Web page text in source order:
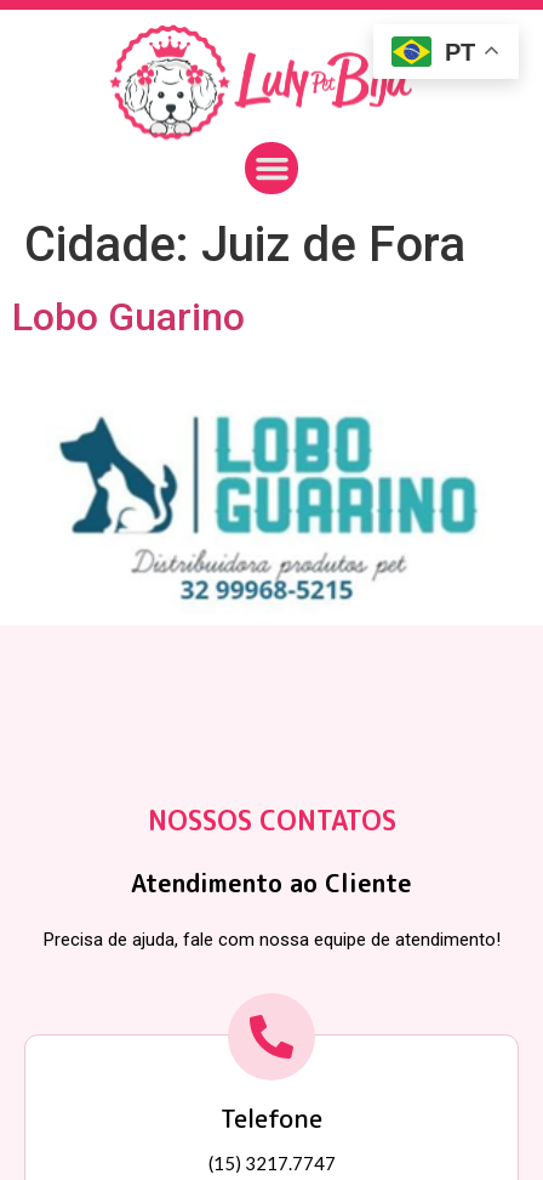
Cidade: Juiz de Fora
Lobo Guarino
NOSSOS CONTATOS
Atendimento ao Cliente
Precisa de ajuda, fale com nossa equipe de atendimento!
Telefone
(15) 3217.7747
PT